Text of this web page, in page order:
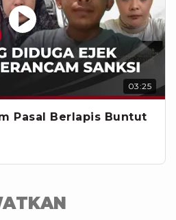
03:25
Pasal Berlapis Buntut